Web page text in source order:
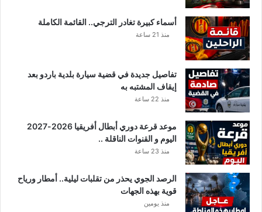
أسماء كبيرة تغادر الترجي.. القائمة الكاملة
منذ 21 ساعة
تفاصيل جديدة في قضية سيارة بلدية باردو بعد
إيقاف المشتبه به
منذ 22 ساعة
موعد قرعة دوري أبطال أفريقيا 2026-2027
اليوم و القنوات الناقلة ..
منذ 23 ساعة
الرصد الجوي يحذر من تقلبات ليلية.. أمطار ورياح
قوية بهذه الجهات
منذ يومين